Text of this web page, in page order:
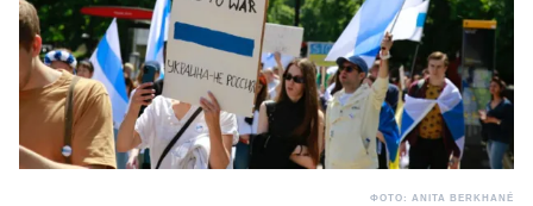
ФОТО: ANITA BERKHANÉ